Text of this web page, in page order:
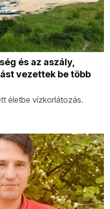
és az aszály,
vezettek be több
életbe vízkorlátozás.